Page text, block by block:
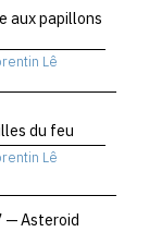
aux papillons
Lê
du feu
Lê
— Asteroid